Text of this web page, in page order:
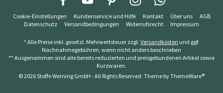
Cookie-Einstellungen Kundenservice und Hilfe Kontakt Über uns
AGB
Datenschutz
Versandbedingungen Widerrufsrecht Impressum
* Alle Preise inkl. gesetzl. Mehrwertsteuer zzgl. Versandkosten und ggf.
Nachnahmegebühren, wenn nicht anders beschrieben
** Ausgenommen sind alle bereits reduzierten und preisgebundenen Artikel sowie
Kurzwaren.
© 2026 Stoffe Werning GmbH - All Rights Reserved. Theme byThemeWare®